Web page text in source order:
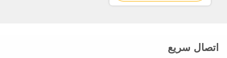
اتصال سريع